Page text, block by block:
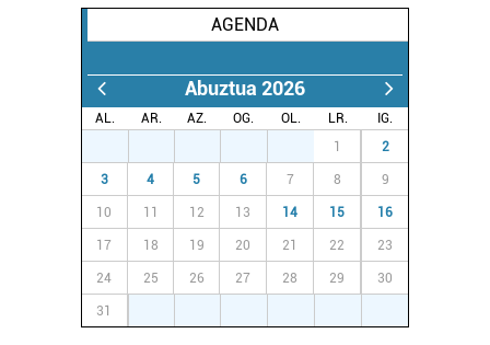
fitxategiak erabiltzen ditu. Zure esperientzia eta
zerbitzuak hobetzeko asmoz, cookie teknologiaz
erabiltzeko baimen esplizitua ematen diguzu.
Gehiago
AGENDA
Abuztua 2026
AL. AR. AZ. OG. OL. LR.
IG.
1 2
3 4 5 6 7 8 9
10 11 12 13 14 15 16
17 18 19 20 21 22 23
24 25 26 27 28 29 30
31